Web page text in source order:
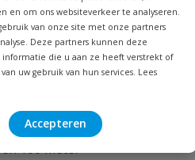
en om ons websiteverkeer te analyseren.
van onze site met onze partners
Deze partners kunnen deze
die u aan ze heeft verstrekt of
uw gebruik van hun services. Lees
Accepteren
100 meter